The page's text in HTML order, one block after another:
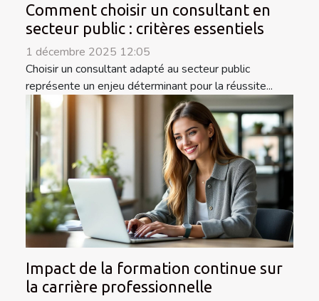
Comment choisir un consultant en
secteur public : critères essentiels
1 décembre 2025 12:05
Choisir un consultant adapté au secteur public
représente un enjeu déterminant pour la réussite...
Impact de la formation continue sur
la carrière professionnelle